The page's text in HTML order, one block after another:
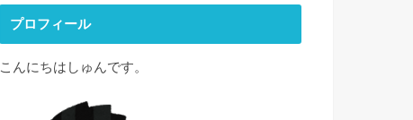
プロフィール
こんにちはしゅんです。